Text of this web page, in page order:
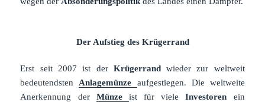
Der Aufstieg des Krügerrand
Erst seit 2007 ist der Krügerrandwieder zur weltweit
bedeutendsten Anlagemünze
aufgestiegen. Die weltweite
Anerkennung der Münze ist für vieleInvestoren ein